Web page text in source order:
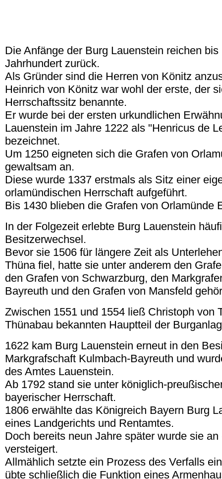
Die Anfänge der Burg Lauenstein reichen bis
Jahrhundert zurück.
Als Gründer sind die Herren von Könitz
Heinrich von Könitz war wohl der erste, der
Herrschaftssitz benannte.
Er wurde bei der ersten urkundlichen
Lauenstein im Jahre 1222 als "Henricus de
bezeichnet.
Um 1250 eigneten sich die Grafen von
gewaltsam an.
Diese wurde 1337 erstmals als Sitz einer
orlamündischen Herrschaft aufgeführt.
Bis 1430 blieben die Grafen von Orlamünde
In der Folgezeit erlebte Burg Lauenstein
Besitzerwechsel.
Bevor sie 1506 für längere Zeit als
Thüna fiel, hatte sie unter anderem den
den Grafen von Schwarzburg, den
Bayreuth und den Grafen von Mansfeld
Zwischen 1551 und 1554 ließ Christoph von
Thünabau bekannten Hauptteil der
1622 kam Burg Lauenstein erneut in den
Markgrafschaft Kulmbach-Bayreuth und
des Amtes Lauenstein.
Ab 1792 stand sie unter königlich-
bayerischer Herrschaft.
1806 erwählte das Königreich Bayern Burg
eines Landgerichts und Rentamtes.
Doch bereits neun Jahre später wurde sie
versteigert.
Allmählich setzte ein Prozess des Verfalls
übte schließlich die Funktion eines